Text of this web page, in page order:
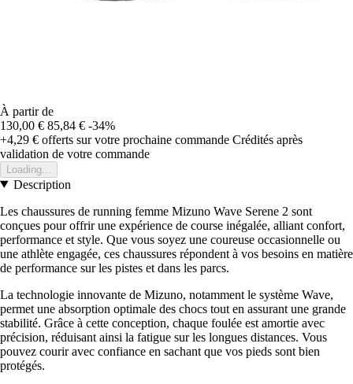
À partir de
130,00 € 85,84 € -34%
+4,29 € offerts sur votre prochaine commande Crédités après
validation de votre commande
Loading...
Description
Les chaussures de running femme Mizuno Wave Serene 2 sont
conçues pour offrir une expérience de course inégalée, alliant confort,
performance et style. Que vous soyez une coureuse occasionnelle ou
une athlète engagée, ces chaussures répondent à vos besoins en matière
de performance sur les pistes et dans les parcs.
La technologie innovante de Mizuno, notamment le système Wave,
permet une absorption optimale des chocs tout en assurant une grande
stabilité. Grâce à cette conception, chaque foulée est amortie avec
précision, réduisant ainsi la fatigue sur les longues distances. Vous
pouvez courir avec confiance en sachant que vos pieds sont bien
protégés.